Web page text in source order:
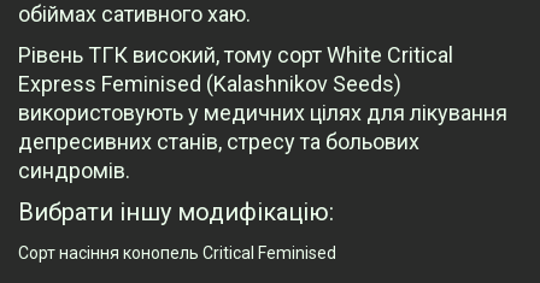
обіймах сативного хаю.
Рівень ТГК високий, тому сорт White Critical
Express Feminised (Kalashnikov Seeds)
використовують у медичних цілях для лікування
депресивних станів, стресу та больових
синдромів.
Вибрати іншу модифікацію:
Сорт насіння конопель Critical Feminised